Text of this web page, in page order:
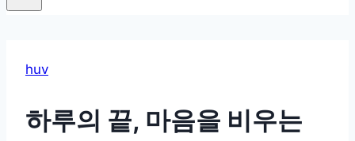
huv
하루의 끝, 마음을 비우는